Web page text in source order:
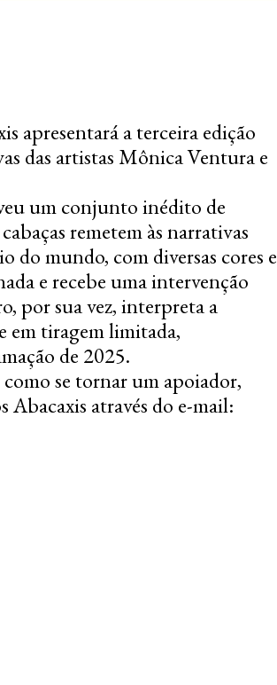
apresentará a terceira edição
das artistas Mônica Ventura e
um conjunto inédito de
remetem às narrativas
do mundo, com diversas cores e
e recebe uma intervenção
por sua vez, interpreta a
em tiragem limitada,
de 2025.
se tornar um apoiador,
através do e-mail: